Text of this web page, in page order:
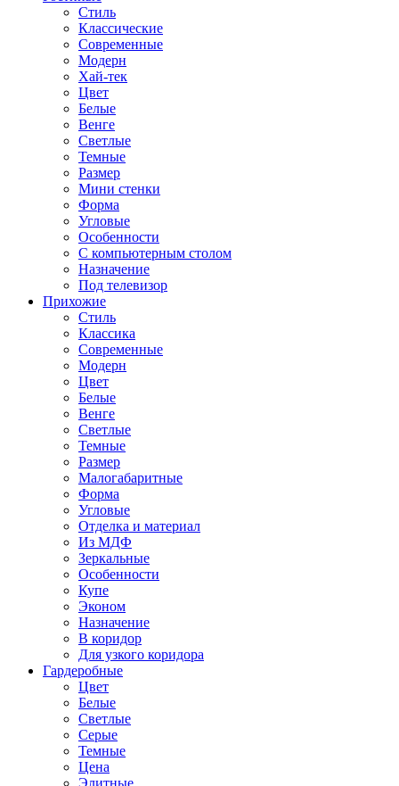
Стиль
Классические
Современные
Модерн
Хай-тек
Цвет
Белые
Венге
Светлые
Темные
Размер
Мини стенки
Форма
Угловые
Особенности
С компьютерным столом
Назначение
Под телевизор
Прихожие
Стиль
Классика
Современные
Модерн
Цвет
Белые
Венге
Светлые
Темные
Размер
Малогабаритные
Форма
Угловые
Отделка и материал
Из МДФ
Зеркальные
Особенности
Купе
Эконом
Назначение
В коридор
Для узкого коридора
Гардеробные
Цвет
Белые
Светлые
Серые
Темные
Цена
Элитные